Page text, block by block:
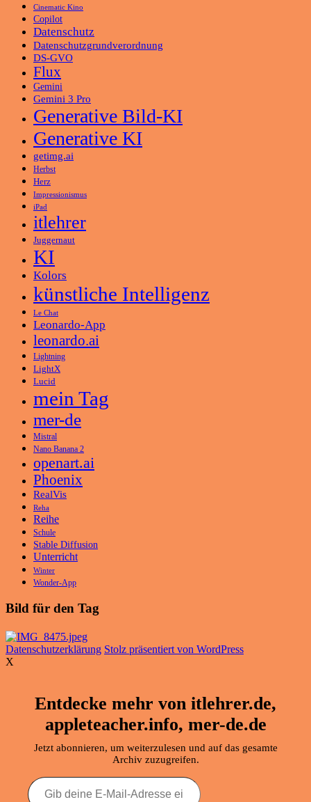
Cinematic Kino
Copilot
Datenschutz
Datenschutzgrundverordnung
DS-GVO
Flux
Gemini
Gemini 3 Pro
Generative Bild-KI
Generative KI
getimg.ai
Herbst
Herz
Impressionismus
iPad
itlehrer
Juggernaut
KI
Kolors
künstliche Intelligenz
Le Chat
Leonardo-App
leonardo.ai
Lightning
LightX
Lucid
mein Tag
mer-de
Mistral
Nano Banana 2
openart.ai
Phoenix
RealVis
Reha
Reihe
Schule
Stable Diffusion
Unterricht
Winter
Wonder-App
Bild für den Tag
Datenschutzerklärung Stolz präsentiert von WordPress
X
Entdecke mehr von itlehrer.de,
appleteacher.info, mer-de.de
Jetzt abonnieren, um weiterzulesen und auf das gesamte
Archiv zuzugreifen.
Gib
deine